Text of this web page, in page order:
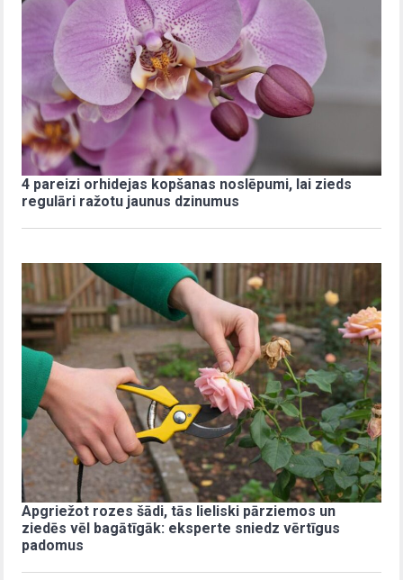
4 pareizi orhidejas kopšanas noslēpumi, lai zieds
regulāri ražotu jaunus dzinumus
Apgriežot rozes šādi, tās lieliski pārziemos un
ziedēs vēl bagātīgāk: eksperte sniedz vērtīgus
padomus